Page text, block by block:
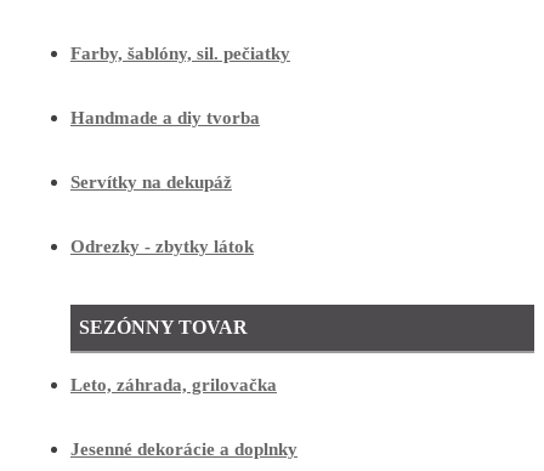
Farby, šablóny, sil. pečiatky
Handmade a diy tvorba
Servítky na dekupáž
Odrezky - zbytky látok
SEZÓNNY TOVAR
Leto, záhrada, grilovačka
Jesenné dekorácie a doplnky